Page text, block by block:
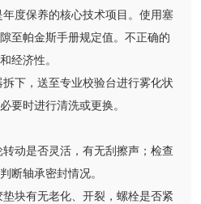
度保养的核心技术项目。使用塞
至帕金斯手册规定值。不正确的
经济性。
下，送至专业校验台进行雾化状
要时进行清洗或更换。
动是否灵活，有无刮擦声；检查
断轴承密封情况。
块有无老化、开裂，螺栓是否紧